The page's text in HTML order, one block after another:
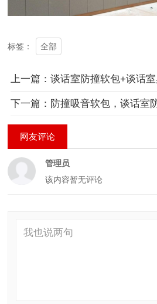
标签： 全部
下一篇：防撞吸音软包，谈话室
网友评论
管理员
该内容暂无评论